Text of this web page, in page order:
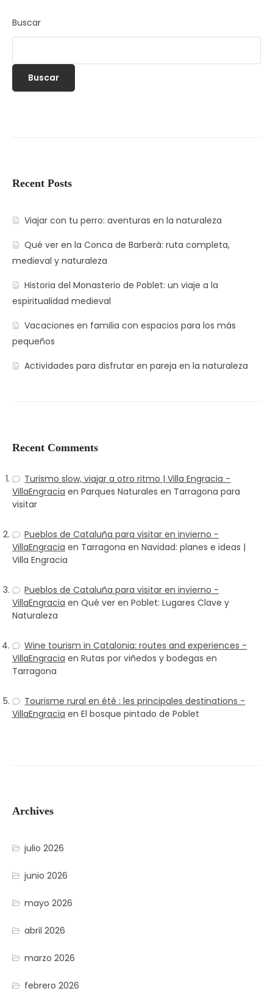
Buscar
Buscar
Recent Posts
Viajar con tu perro: aventuras en la naturaleza
Qué ver en la Conca de Barberà: ruta completa,
medieval y naturaleza
Historia del Monasterio de Poblet: un viaje a la
espiritualidad medieval
Vacaciones en familia con espacios para los más
pequeños
Actividades para disfrutar en pareja en la naturaleza
Recent Comments
Turismo slow, viajar a otro ritmo | Villa Engracia -
VillaEngracia en Parques Naturales en Tarragona para
visitar
Pueblos de Cataluña para visitar en invierno -
VillaEngracia en Tarragona en Navidad: planes e ideas |
Villa Engracia
Pueblos de Cataluña para visitar en invierno -
VillaEngracia en Qué ver en Poblet: Lugares Clave y
Naturaleza
Wine tourism in Catalonia: routes and experiences -
VillaEngracia en Rutas por viñedos y bodegas en
Tarragona
Tourisme rural en été : les principales destinations -
VillaEngracia en El bosque pintado de Poblet
Archives
julio 2026
junio 2026
mayo 2026
abril 2026
marzo 2026
febrero 2026